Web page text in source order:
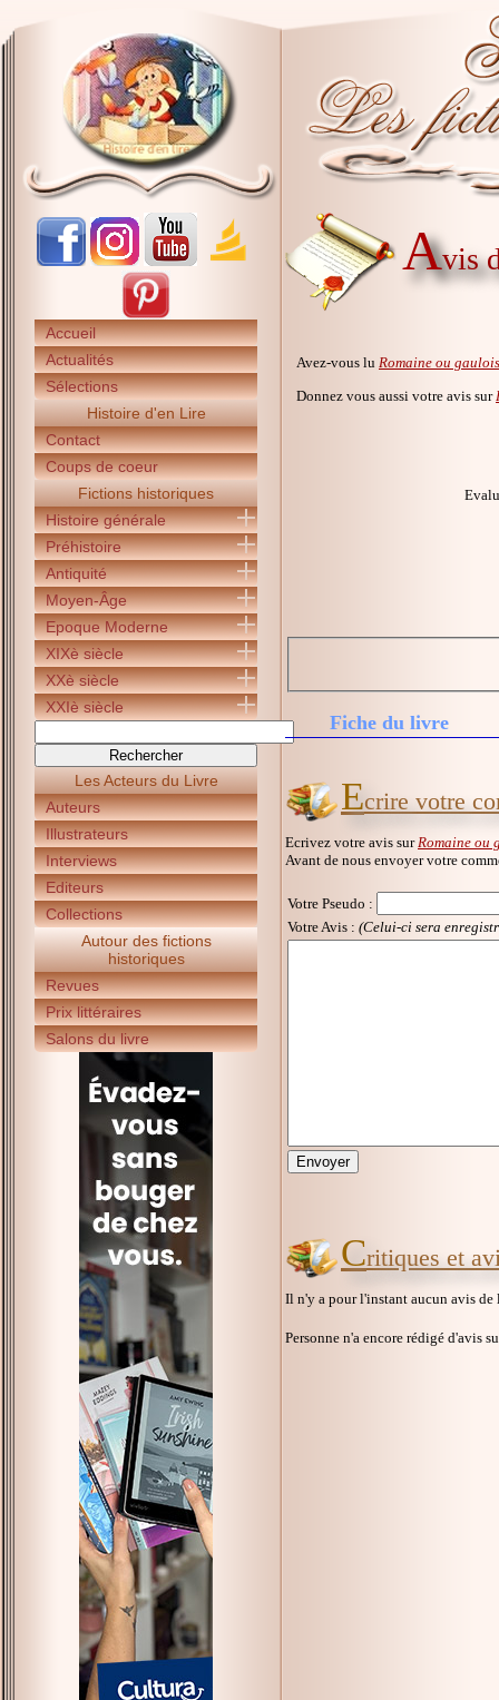
Accueil
Actualités
Sélections
Histoire d'en Lire
Contact
Coups de coeur
Fictions historiques
Histoire générale
Préhistoire
Antiquité
Moyen-Âge
Epoque Moderne
XIXè siècle
XXè siècle
XXIè siècle
Les Acteurs du Livre
Auteurs
Illustrateurs
Interviews
Editeurs
Collections
Autour des fictions
historiques
Revues
Prix littéraires
Salons du livre
Avis
Avez-vous lu Romaine ou
Donnez vous aussi votre avis sur
Fiche du livre
Ecrire votre
Ecrivez votre avis sur Romaine ou
Avant de nous envoyer votre
Votre Pseudo :
Votre Avis : (Celui-ci sera
Critiques et
Il n'y a pour l'instant aucun avis
Personne n'a encore rédigé d'avis